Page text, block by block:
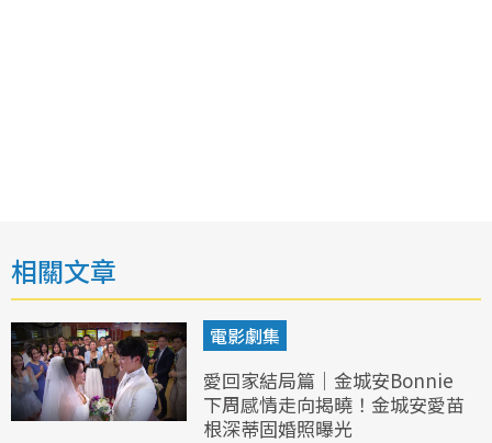
相關文章
電影劇集
愛回家結局篇｜金城安Bonnie
下周感情走向揭曉！金城安愛苗
根深蒂固婚照曝光